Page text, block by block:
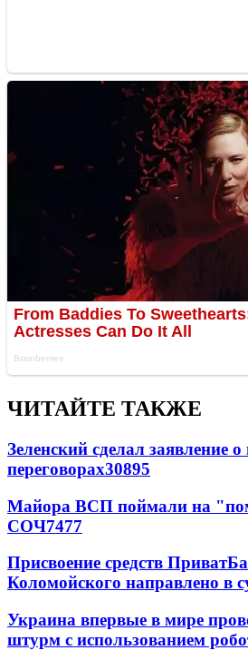
ЧИТАЙТЕ ТАКЖЕ
Зеленский сделал заявление
переговорах30895
Майора ВСП поймали на
СОЧ7477
Присвоение средств
Коломойского направлено в
Украина впервые в мире
штурм с использованием